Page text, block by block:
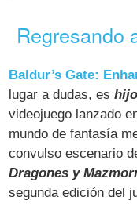
Regresando
Baldur’s Gate:
lugar a dudas, es
videojuego lanzado
mundo de fantasía
convulso escenario
Dragones y
segunda edición del